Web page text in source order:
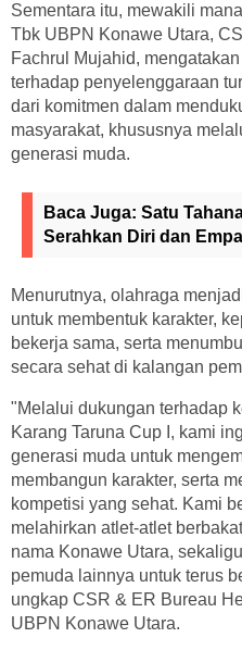
Sementara itu, mewakili
Tbk UBPN Konawe Utara,
Fachrul Mujahid,
terhadap penyelenggaraan
dari komitmen dalam
masyarakat, khususnya
generasi muda.
Baca Juga: Satu
Serahkan Diri dan
Menurutnya, olahraga
untuk membentuk karakter,
bekerja sama, serta
secara sehat di kalangan
"Melalui dukungan terhadap
Karang Taruna Cup I, kami
generasi muda untuk
membangun karakter, serta
kompetisi yang sehat. Kami
melahirkan atlet-atlet
nama Konawe Utara,
pemuda lainnya untuk terus
ungkap CSR & ER Bureau
UBPN Konawe Utara.